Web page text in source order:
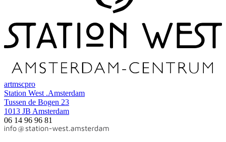
artmscpro
Station West .Amsterdam
Tussen de Bogen 23
1013 JB Amsterdam
06 14 96 96 81